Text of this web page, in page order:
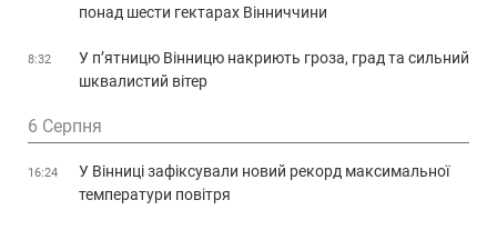
понад шести гектарах Вінниччини
8:32
У п’ятницю Вінницю накриють гроза, град та сильний
шквалистий вітер
6 Серпня
16:24
У Вінниці зафіксували новий рекорд максимальної
температури повітря